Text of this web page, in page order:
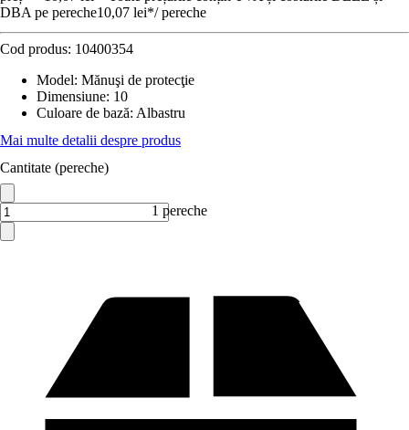
DBA pe pereche10,07 lei*/ pereche
Cod produs: 10400354
Model: Mănuşi de protecţie
Dimensiune: 10
Culoare de bază: Albastru
Mai multe detalii despre produs
Cantitate (pereche)
1 pereche